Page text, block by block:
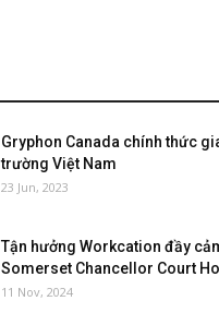
Gryphon Canada chính thức
trường Việt Nam
23 Jun, 2023
Tận hưởng Workcation đầy
Somerset Chancellor Court
11 Nov, 2024